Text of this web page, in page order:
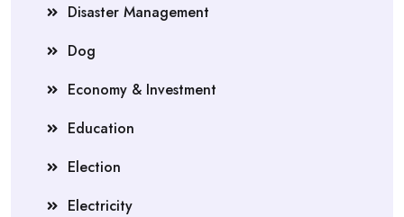
Disaster Management
Dog
Economy & Investment
Education
Election
Electricity